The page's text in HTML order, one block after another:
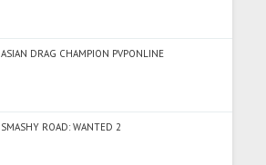
ASIAN DRAG CHAMPION PVPONLINE
SMASHY ROAD: WANTED 2